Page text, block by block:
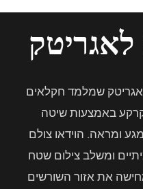
לאגריטק
לאגריטק שמלמד חקלאים
באמצעות שיטה
ומראה. הוידאו צולם
ומשלב צילום שטח
את אזור השורשים